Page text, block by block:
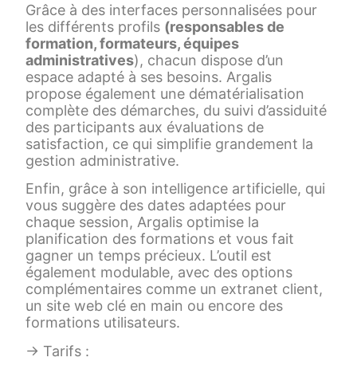
Grâce à des interfaces personnalisées pour
les différents profils (responsables de
formation, formateurs, équipes
administratives), chacun dispose d’un
espace adapté à ses besoins. Argalis
propose également une dématérialisation
complète des démarches, du suivi d’assiduité
des participants aux évaluations de
satisfaction, ce qui simplifie grandement la
gestion administrative.
Enfin, grâce à son intelligence artificielle, qui
vous suggère des dates adaptées pour
chaque session, Argalis optimise la
planification des formations et vous fait
gagner un temps précieux. L’outil est
également modulable, avec des options
complémentaires comme un extranet client,
un site web clé en main ou encore des
formations utilisateurs.
→ Tarifs :